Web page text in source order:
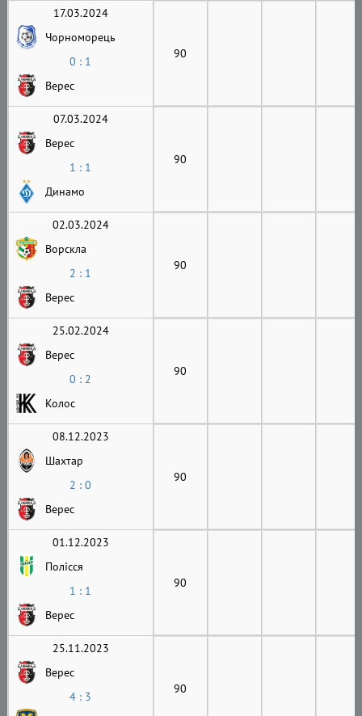
17.03.2024
Чорноморець
0 : 1
Верес
90
07.03.2024
Верес
1 : 1
Динамо
90
02.03.2024
Ворскла
2 : 1
Верес
90
25.02.2024
Верес
0 : 2
Колос
90
08.12.2023
Шахтар
2 : 0
Верес
90
01.12.2023
Полісся
1 : 1
Верес
90
25.11.2023
Верес
4 : 3
90